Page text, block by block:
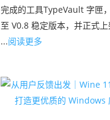
完成的工具TypeVault 字匣
至 V0.8 稳定版本，并正式
...阅读更多